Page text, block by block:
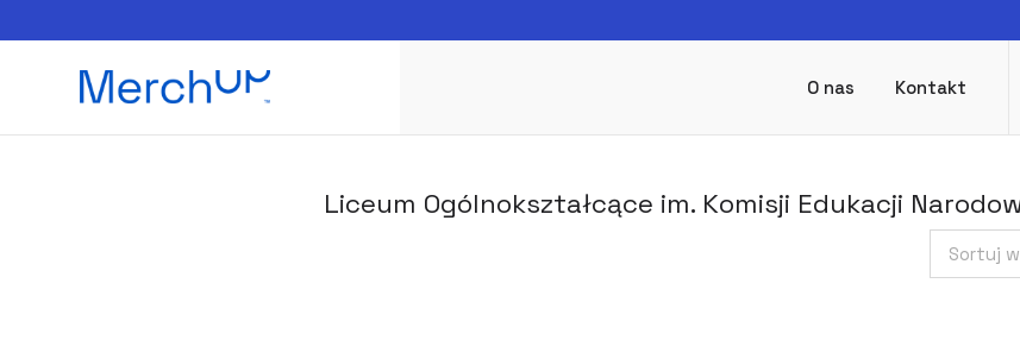
O nas Kontakt
Liceum Ogólnokształcące im. Komisji Edukacji
Sortuj